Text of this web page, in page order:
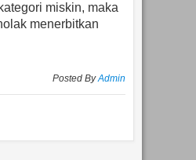
miskin, maka
menerbitkan
Posted ByAdmin